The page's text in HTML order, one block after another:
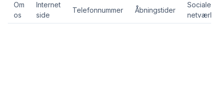
Om
os
Internet
side
Telefonnummer Åbningstider
Sociale
netværk